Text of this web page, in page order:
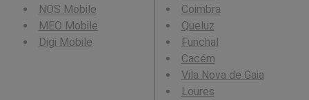
NOS Mobile
MEO Mobile
Digi Mobile
Coimbra
Queluz
Funchal
Cacém
Vila Nova de Gaia
Loures